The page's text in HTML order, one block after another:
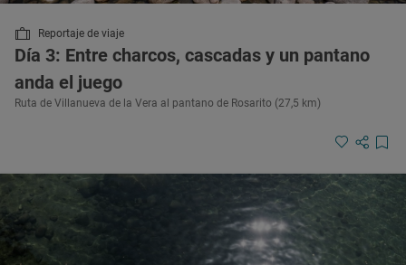
Reportaje de viaje
Día 3: Entre charcos, cascadas y un pantano
anda el juego
Ruta de Villanueva de la Vera al pantano de Rosarito (27,5 km)